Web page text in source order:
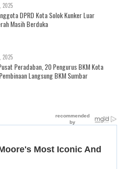
2025
DPRD Kota Solok Kunker Luar
Masih Berduka
2025
Peradaban, 20 Pengurus BKM Kota
Langsung BKM Sumbar